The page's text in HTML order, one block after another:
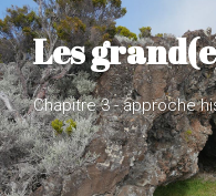
Les
Chapitre 3 - approche